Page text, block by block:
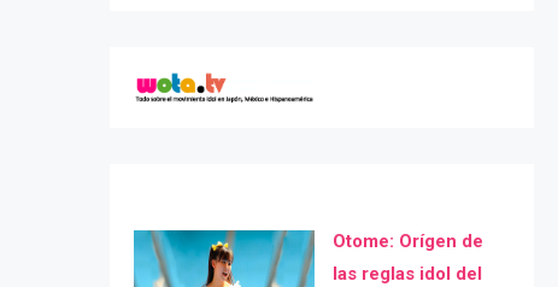
Otome: Orígen de
las reglas idol del